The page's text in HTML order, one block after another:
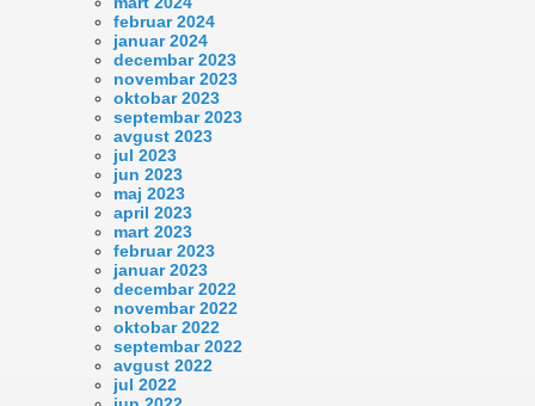
februar 2024
januar 2024
decembar 2023
novembar 2023
oktobar 2023
septembar 2023
avgust 2023
jul 2023
jun 2023
maj 2023
april 2023
mart 2023
februar 2023
januar 2023
decembar 2022
novembar 2022
oktobar 2022
septembar 2022
avgust 2022
jul 2022